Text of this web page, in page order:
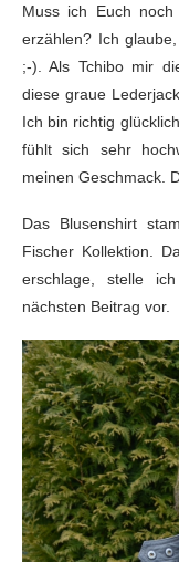
Muss ich Euch
erzählen? Ich
;-). Als Tchibo mir
diese graue
Ich bin richtig
fühlt sich sehr
meinen Geschmack.
Das Blusenshirt
Fischer Kollektion.
erschlage, stelle
nächsten Beitrag vor.